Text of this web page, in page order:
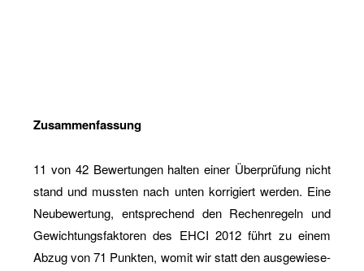
Zu­sam­men­fas­sung
11 von 42 Be­wer­tun­gen hal­ten einer Über­prü­fung nicht
stand und muss­ten nach unten kor­ri­giert wer­den. Eine
Neu­be­wer­tung, ent­spre­chend den Re­chen­re­geln und
Ge­wich­tungs­fak­to­ren des EHCI 2012 führt zu einem
Abzug von 71 Punk­ten, womit wir statt den aus­ge­wie­se­